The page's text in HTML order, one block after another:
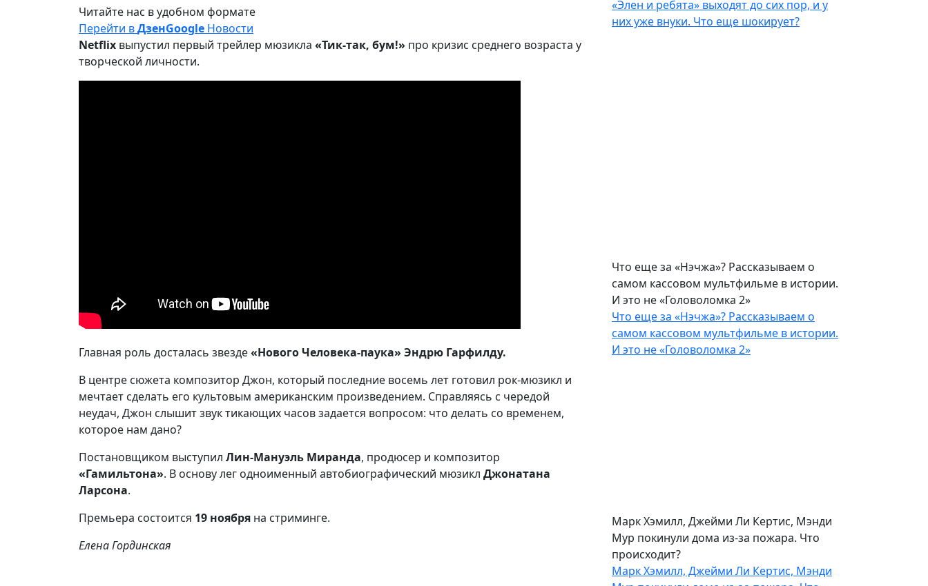
Читайте нас в удобном формате
Перейти вДзенGoogle Новости
Netflix выпустил первый трейлер мюзикла «Тик-так, бум!» про кризис среднего возраста у
творческой личности.
Главная роль досталась звезде«Нового Человека-паука» Эндрю Гарфилду.
В центре сюжета композитор Джон, который последние восемь лет готовил рок-мюзикл и
мечтает сделать его культовым американским произведением. Справляясь с чередой
неудач, Джон слышит звук тикающих часов задается вопросом: что делать со временем,
которое нам дано?
Постановщиком выступил Лин-Мануэль Миранда, продюсер и композитор
«Гамильтона». В основу лег одноименный автобиографический мюзикл Джонатана
Ларсона.
Премьера состоится 19 ноября на стриминге.
Елена Гординская
«Элен и ребята» выходят до сих пор, и у
них уже внуки. Что еще шокирует?
Что еще за «Нэчжа»? Рассказываем о
самом кассовом мультфильме в истории.
И это не «Головоломка 2»
Что еще за «Нэчжа»? Рассказываем о
самом кассовом мультфильме в истории.
И это не «Головоломка 2»